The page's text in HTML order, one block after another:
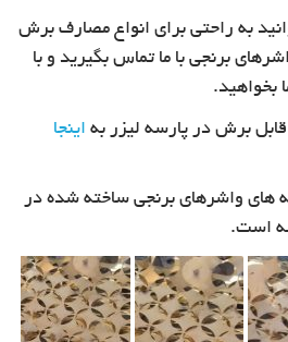
به راحتی برای انواع مصارف برش
برنجی با ما تماس بگیرید و با
بخواهید.
برش در پارسه لیزر به اینجا
های واشرهای برنجی ساخته شده در
است.